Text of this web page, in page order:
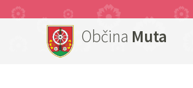
Občina Muta
Objave in obvestila
Turistični ponudniki
Za pričetek iskanja kliknite na